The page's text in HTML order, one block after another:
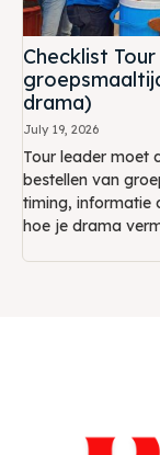
Checklist
drama)
July 19, 2026
Tour leader moet
bestellen van
timing, informatie
hoe je drama